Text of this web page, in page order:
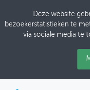
Deze website
bezoekerstatistieken te
via sociale media te